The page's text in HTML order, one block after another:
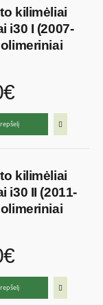
kilimėliai
i30 I (2007-
kilimėliai
i30 II (2011-